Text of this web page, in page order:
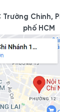
Trường Chinh,
phố HCM